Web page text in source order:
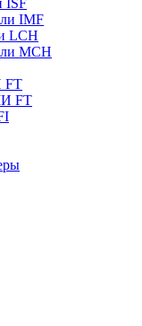
ISF
IMF
LCH
MCH
FT
FT